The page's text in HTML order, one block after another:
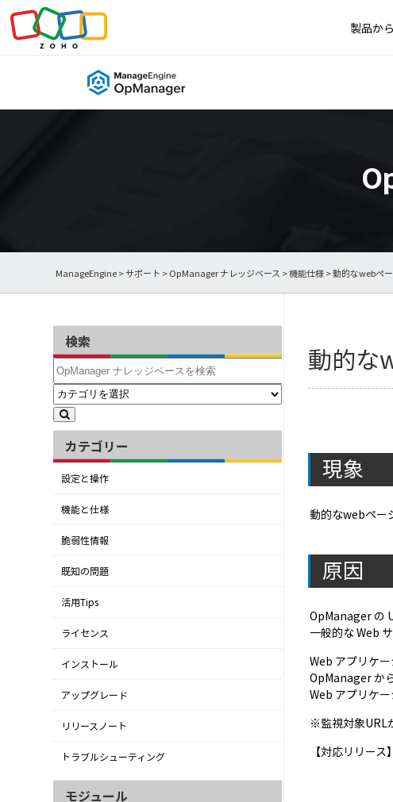
製品か
ManageEngine>サポート >OpManager ナレッジベース >機能仕様> 動的なwebペ
検索
カテゴリー
設定と操作
機能と仕様
脆弱性情報
既知の問題
活用Tips
ライセンス
インストール
アップグレード
リリースノート
トラブルシューティング
モジュール
動的な
現象
動的なwebペー
原因
OpManager の
一般的な Web
Web アプリケ
OpManager か
Web アプリケ
※監視対象URL
【対応リリース